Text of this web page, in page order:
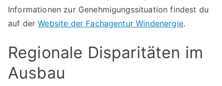
Informationen zur Genehmigungssituation findest du
auf derWebsite der Fachagentur Windenergie.
Regionale Disparitäten im
Ausbau